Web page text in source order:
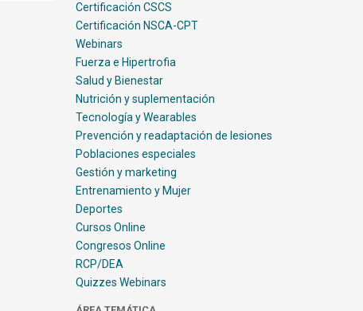
Certificación CSCS
Certificación NSCA-CPT
Webinars
Fuerza e Hipertrofia
Salud y Bienestar
Nutrición y suplementación
Tecnología y Wearables
Prevención y readaptación de lesiones
Poblaciones especiales
Gestión y marketing
Entrenamiento y Mujer
Deportes
Cursos Online
Congresos Online
RCP/DEA
Quizzes Webinars